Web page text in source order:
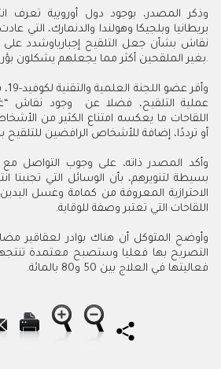
وذكر المصدر، بوجود دول أوروبية تعرف
بريطانيا وبلجيكا وهولندا والدنمارك، التي
نقاش بشأن جعل التلقيح إجباريا‪
بغير الملقحين أكثر مما يجعلهم يشكلون بؤرا وبائية.
عملية التلقيح، فضلا عن وجود نقاش
اللقاحات ما يعكسه امتناع الكثير من
أو ترددًا، إضافة للأشخاص الرافضين
وأكد المصدر ذاته، على وجوب التواصل مع
بسيطة لتنويرهم، بأن الوسائل التي تجنبنا
الاحترازية المعروفة من كمامة وغسل
اللقاحات التي تعتبر وصفة للوقاية.
التصريح بها فعليا وستصبح معتمدة تنتجها
فعاليتها في العلاج بين 50 و80 بالمائة.